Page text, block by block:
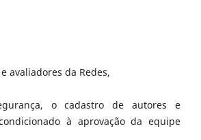
avaliadores da Redes,
o cadastro de autores e
à aprovação da equipe